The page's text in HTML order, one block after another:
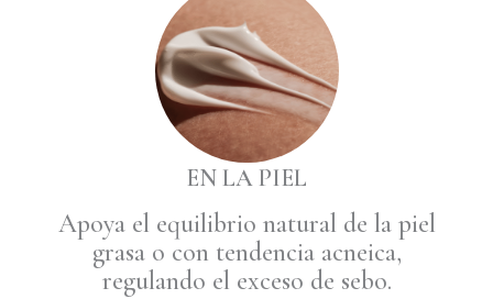
EN LA PIEL
Apoya el equilibrio natural de la piel
grasa o con tendencia acneica,
regulando el exceso de sebo.